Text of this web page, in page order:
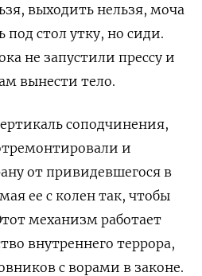
выходить нельзя, моча
под стол утку, но сиди.
не запустили прессу и
вынести тело.
соподчинения,
и
от привидевшегося в
ее с колен так, чтобы
механизм работает
внутреннего террора,
с ворами в законе.